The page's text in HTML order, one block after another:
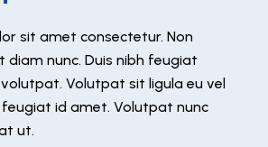
sit amet consectetur. Non
nunc. Duis nibh feugiat
Volutpat sit ligula eu vel
id amet. Volutpat nunc
ut.